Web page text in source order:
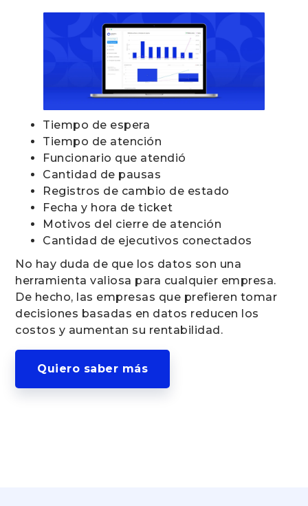
Tiempo de espera
Tiempo de atención
Funcionario que atendió
Cantidad de pausas
Registros de cambio de estado
Fecha y hora de ticket
Motivos del cierre de atención
Cantidad de ejecutivos conectados
No hay duda de que los datos son una
herramienta valiosa para cualquier empresa.
De hecho, las empresas que prefieren tomar
decisiones basadas en datos reducen los
costos y aumentan su rentabilidad.
Quiero saber más